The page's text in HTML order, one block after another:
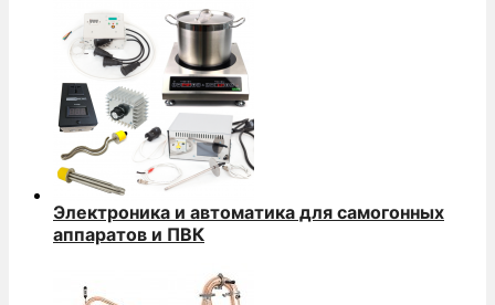
Электроника и автоматика для самогонных
аппаратов и ПВК